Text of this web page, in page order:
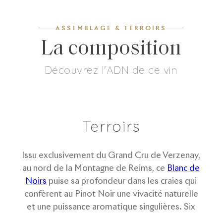
ASSEMBLAGE & TERROIRS
La composition
Découvrez l'ADN de ce vin
Terroirs
Issu exclusivement du Grand Cru de Verzenay,
au nord de la Montagne de Reims, ce Blanc de
Noirs puise sa profondeur dans les craies qui
confèrent au Pinot Noir une vivacité naturelle
et une puissance aromatique singulières. Six